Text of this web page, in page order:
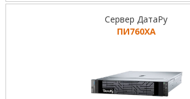
Сервер ДатаРу
ПИ760ХА